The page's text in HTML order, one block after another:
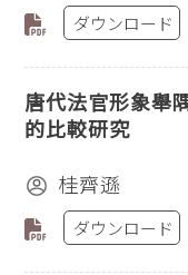
ダウンロード
唐代法官形象舉
的比較研究
桂齊遜
ダウンロード